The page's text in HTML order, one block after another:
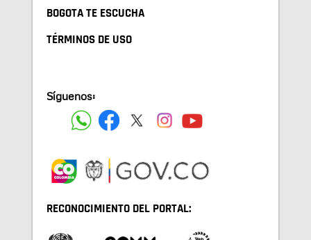
BOGOTA TE ESCUCHA
TÉRMINOS DE USO
Síguenos:
RECONOCIMIENTO DEL PORTAL: